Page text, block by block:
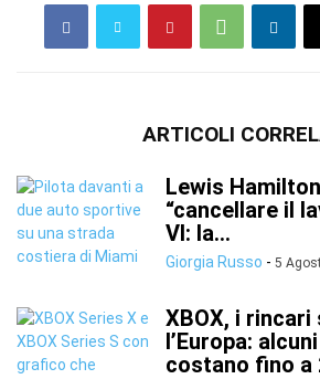
ARTICOLI
Lewis
“cancellare il
VI: la...
Giorgia Russo - 5
XBOX, i
l’Europa:
costano fino a